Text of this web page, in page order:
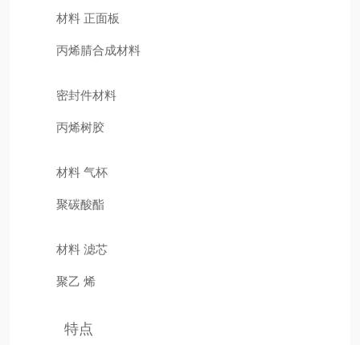
材料 正面板
丙烯腈合成材料
密封件材料
丙烯树胶
材料 气杯
聚碳酸酯
材料 滤芯
聚乙 烯
特点